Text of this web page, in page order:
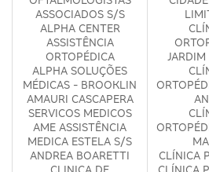
ASSOCIADOS S/S
ALPHA CENTER
ASSISTÊNCIA
ORTOPÉDICA
ALPHA SOLUÇÕES
MÉDICAS - BROOKLIN
AMAURI CASCAPERA
SERVICOS MEDICOS
AME ASSISTÊNCIA
MEDICA ESTELA S/S
ANDREA BOARETTI
CLÍNICA